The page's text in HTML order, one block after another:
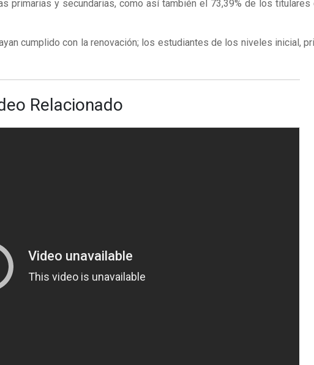
primarias y secundarias, como así también el 73,39% de los
cumplido con la renovación; los estudiantes de los niveles inicial,
Relacionado